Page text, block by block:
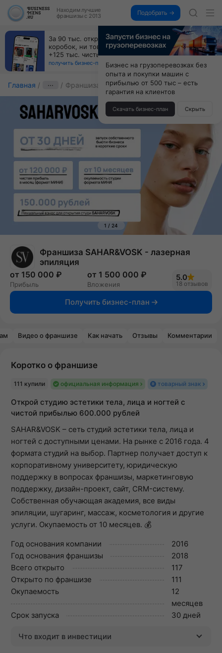
Находим лучшие
франшизы с 2013
Подобрать →
За 90 тыс. открой магазин на Авито, дома ни
коробок, ни товара, ни склада, зато каждый месяц
+125 тыс. чистыми
получить бизнес-план ↓
Главная ··· Франшиза SAHAR&VOSK
1 / 24
Франшиза SAHAR&VOSK - лазерная
эпиляция
от 150 000 ₽
Прибыль
от 1 500 000 ₽
Вложения
5.0
18 отзывов
Получить бизнес-план
Видео о франшизе Как начать Отзывы Комментарии
Коротко о франшизе
111 купили официальная информация товарный знак
Открой студию эстетики тела, лица и ногтей с
чистой прибылью 600.000 рублей
SAHAR&VOSK – сеть студий эстетики тела, лица и
ногтей с доступными ценами. На рынке с 2016 года. 4
формата студий на выбор. Партнер получает доступ к
корпоративному университету, юридическую
поддержку в вопросах франшизы, маркетинговую
поддержку, дизайн-проект, сайт, CRM-систему.
Собственная обучающая академия, все виды
эпиляции, шугаринг, массаж, косметология и другие
услуги. Окупаемость от 10 месяцев. 💰
Год основания компании
2016
Год основания франшизы
2018
Всего открыто
117
Открыто по франшизе
111
Окупаемость
12
месяцев
Срок запуска
30 дней
Что входит в инвестиции
Бизнес на грузоперевозках без
опыта и покупки машин с
прибылью от 500 тыс – есть
гарантия на клиентов
Скачать бизнес-план Скрыть